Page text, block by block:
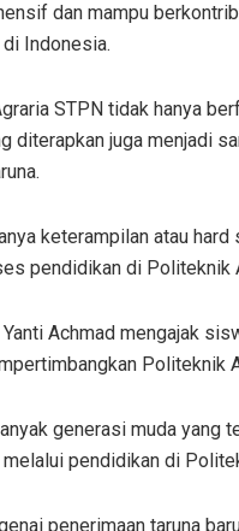
dan mampu
di Indonesia.
STPN tidak hanya
diterapkan juga menjadi
keterampilan atau hard
pendidikan di Politeknik
Achmad mengajak
Politeknik
generasi muda yang
pendidikan di
penerimaan taruna